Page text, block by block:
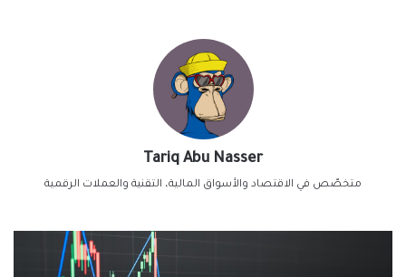
Tariq Abu Nasser
متخصّص في الاقتصاد والأسواق المالية، التقنية والعملات الرقمية